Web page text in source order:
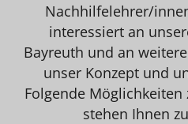
Nachhilfelehrer/
interessiert an
Bayreuth und an
unser Konzept und
Folgende
stehen Ihnen